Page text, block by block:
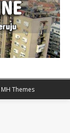
MH Themes